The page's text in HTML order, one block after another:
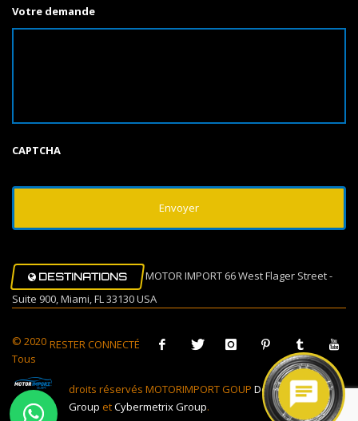
Votre demande
CAPTCHA
DESTINATIONS
MOTOR IMPORT 66 West Flager Street -
Suite 900, Miami, FL 33130 USA
RESTER CONNECTÉ
© 2020
Tous
droits réservés MOTORIMPORT GOUP Design Muovi
Group etCybermetrix Group.